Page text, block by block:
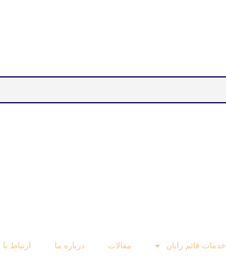
خدمات قائم رایان مقالات درباره ما ارتباط با